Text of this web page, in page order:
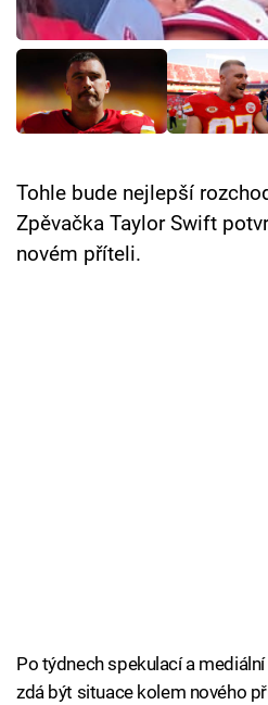
Cool Esport
Pořady
TV Program
Sledujte prima+
Přihlášení
Tohle bude nejlepší
Zpěvačka Taylor Swift
novém příteli.
Po týdnech spekulací a
zdá být situace kolem nového